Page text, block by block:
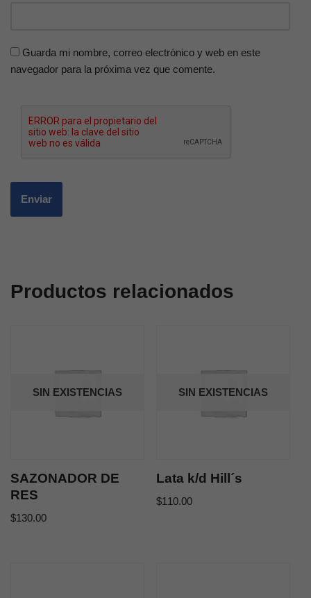
Guarda mi nombre, correo electrónico y web en este
navegador para la próxima vez que comente.
Productos relacionados
SIN EXISTENCIAS
SAZONADOR DE
RES
$130.00
SIN EXISTENCIAS
Lata k/d Hill´s
$110.00